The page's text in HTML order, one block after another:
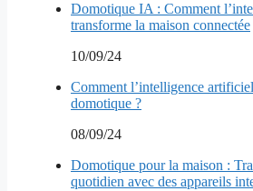
Domotique IA : Comment
transforme la maison connectée
10/09/24
Comment l’intelligence
domotique ?
08/09/24
Domotique pour la maison :
quotidien avec des appareils